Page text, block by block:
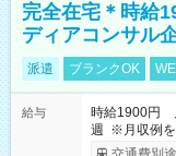
完全在宅＊時給
ディアコンサル
派遣 ブランクOK
給与
時給1900円
週 ※月収例を
ービス利用可